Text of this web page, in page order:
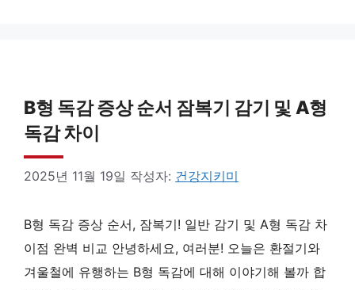
B형 독감 증상 순서 잠복기 감기 및 A형
독감 차이
2025년 11월 19일 작성자: 건강지키미
B형 독감 증상 순서, 잠복기! 일반 감기 및 A형 독감 차
이점 완벽 비교 안녕하세요, 여러분! 오늘은 환절기와
겨울철에 유행하는 B형 독감에 대해 이야기해 볼까 합